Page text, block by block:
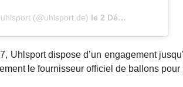
(@uhlsport.de) le 2 Déc. 2018 à 10 :05 PST
Uhlsport dispose d’un engagement
le fournisseur officiel de ballons pour